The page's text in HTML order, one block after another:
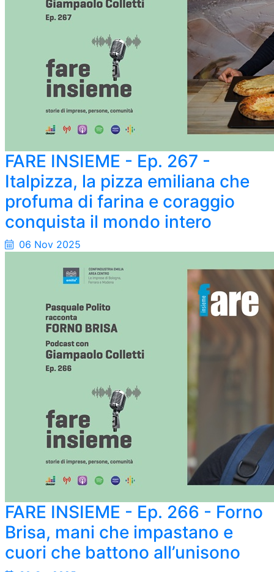
FARE INSIEME - Ep. 267 -
Italpizza, la pizza emiliana che
profuma di farina e coraggio
conquista il mondo intero
06 Nov 2025
FARE INSIEME - Ep. 266 - Forno
Brisa, mani che impastano e
cuori che battono all’unisono